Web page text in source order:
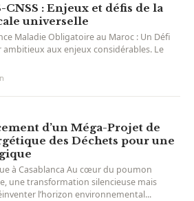
: Enjeux et défis de la
universelle
Maladie Obligatoire au Maroc : Un Défi
ambitieux aux enjeux considérables. Le
d’un Méga-Projet de
des Déchets pour une
à Casablanca Au cœur du poumon
une transformation silencieuse mais
l’horizon environnemental...